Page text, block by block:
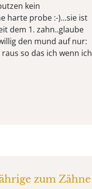
kein
harte probe :-)...sie ist
dem 1. zahn..glaube
den mund auf nur:
so das ich wenn ich
zum Zähne